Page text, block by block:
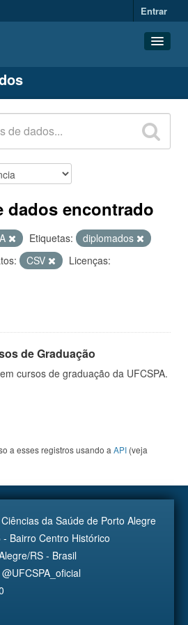
Entrar
dados encontrado
Etiquetas:
diplomados
CSV
Licenças:
de Graduação
cursos de graduação da UFCSPA.
a esses registros usando a API (veja
da Saúde de Porto Alegre
Bairro Centro Histórico
RS - Brasil